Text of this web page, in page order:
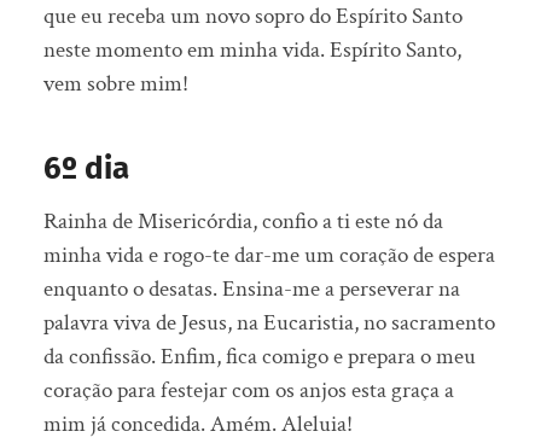
que eu receba um novo sopro do Espírito Santo
neste momento em minha vida. Espírito Santo,
vem sobre mim!
6º dia
Rainha de Misericórdia, confio a ti este nó da
minha vida e rogo-te dar-me um coração de espera
enquanto o desatas. Ensina-me a perseverar na
palavra viva de Jesus, na Eucaristia, no sacramento
da confissão. Enfim, fica comigo e prepara o meu
coração para festejar com os anjos esta graça a
mim já concedida. Amém. Aleluia!